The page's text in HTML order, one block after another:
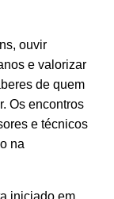
ouvir
e valorizar
de quem
Os encontros
e técnicos
na
iniciado em